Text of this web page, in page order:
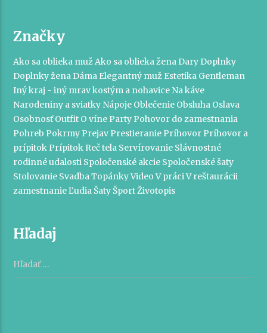
Značky
Ako sa oblieka muž Ako sa oblieka ženaDaryDoplnky
Doplnky ženaDáma Elegantný muž Estetika Gentleman
Iný kraj - iný mravkostým a nohavice Na káve
Narodeniny a sviatky Nápoje Oblečenie Obsluha Oslava
OsobnosťOutfit O víne Party Pohovor do zamestnania
Pohreb Pokrmy Prejav Prestieranie Príhovor Príhovor a
prípitok Prípitok Reč tela Servírovanie Slávnostné
rodinné udalosti Spoločenské akcie Spoločenské šaty
Stolovanie SvadbaTopánkyVideo V práciV reštaurácii
zamestnanieĽudia Šaty ŠportŽivotopis
Hľadaj